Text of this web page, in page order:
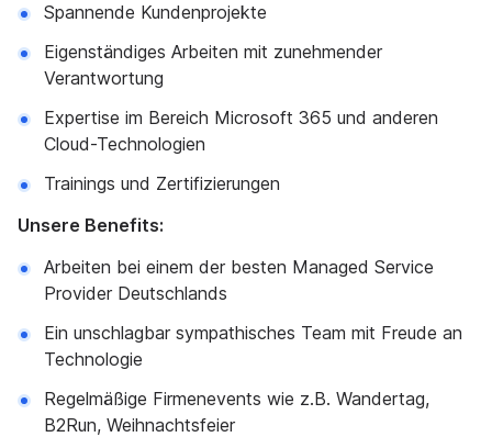
Spannende Kundenprojekte
Eigenständiges Arbeiten mit zunehmender
Verantwortung
Expertise im Bereich Microsoft 365 und anderen
Cloud-Technologien
Trainings und Zertifizierungen
Unsere Benefits:
Arbeiten bei einem der besten Managed Service
Provider Deutschlands
Ein unschlagbar sympathisches Team mit Freude an
Technologie
Regelmäßige Firmenevents wie z.B. Wandertag,
B2Run, Weihnachtsfeier